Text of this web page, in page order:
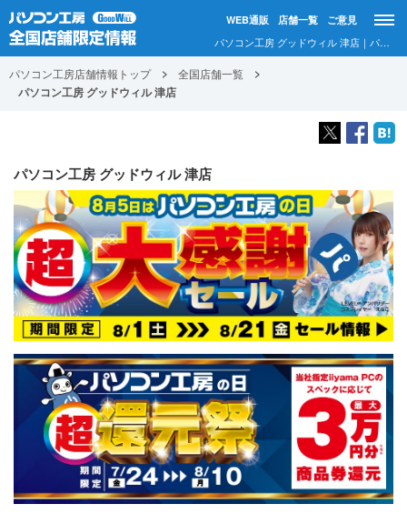
パソコン工房 グッドウィル 津店｜パソコン工房店舗情報
WEB通販 店舗一覧 ご意見
パソコン工房店舗情報トップ 全国店舗一覧
パソコン工房 グッドウィル 津店
パソコン工房 グッドウィル 津店